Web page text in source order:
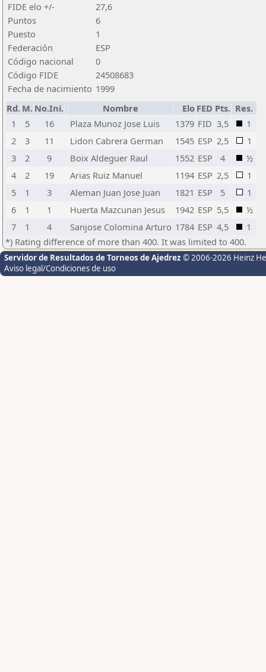
FIDE elo +/-
27,6
Puntos
6
Puesto
1
Federación
ESP
Código nacional
0
Código FIDE
24508683
Fecha de nacimiento 1999
Rd. M. No.Ini. Nombre Elo FED Pts. Res.
1
5 16 Plaza Munoz Jose Luis 1379 FID 3,5
1
2
3 11 Lidon Cabrera German 1545 ESP 2,5
1
3
2 9 Boix Aldeguer Raul 1552 ESP 4
½
4
2 19 Arias Ruiz Manuel 1194 ESP 2,5
1
5
1 3 Aleman Juan Jose Juan 1821 ESP 5
1
6
1 1 Huerta Mazcunan Jesus 1942 ESP 5,5
½
7
1 4 Sanjose Colomina Arturo 1784 ESP 4,5
1
*) Rating difference of more than 400. It was limited to 400.
Servidor de Resultados de Torneos de Ajedrez © 2006-2026 Heinz
Aviso legal/Condiciones de uso